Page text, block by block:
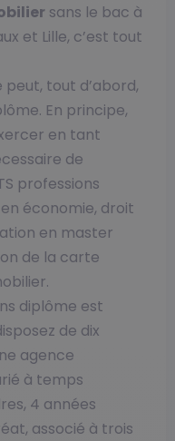
sans le bac à
et Lille, c’est tout
peut, tout d’abord,
En principe,
en tant
de
professions
économie, droit
en master
de la carte
diplôme est
de dix
agence
à temps
4 années
associé à trois